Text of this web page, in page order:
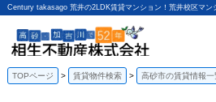
TOPページ 賃貸物件検索 高砂市の賃貸情報一